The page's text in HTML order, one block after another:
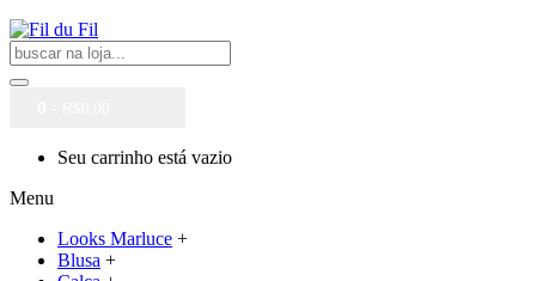
Seu carrinho está vazio
Menu
Looks Marluce +
Blusa +